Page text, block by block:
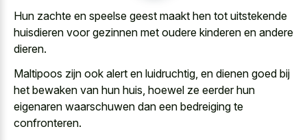
Hun zachte en speelse geest maakt hen tot uitstekende
huisdieren voor gezinnen met oudere kinderen en andere
dieren.
Maltipoos zijn ook alert en luidruchtig, en dienen goed bij
het bewaken van hun huis, hoewel ze eerder hun
eigenaren waarschuwen dan een bedreiging te
confronteren.